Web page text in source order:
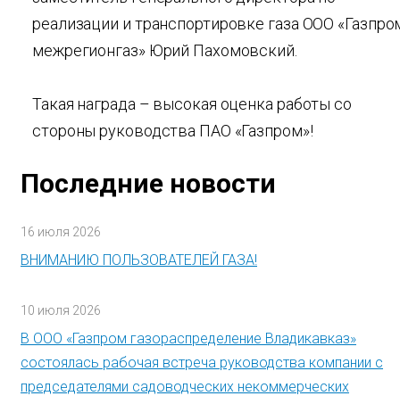
реализации и транспортировке газа ООО
межрегионгаз» Юрий Пахомовский.
Такая награда – высокая оценка работы со
стороны руководства ПАО «Газпром»!
Последние новости
16 июля 2026
ВНИМАНИЮ ПОЛЬЗОВАТЕЛЕЙ ГАЗА!
10 июля 2026
В ООО «Газпром газораспределение Владикавказ»
состоялась рабочая встреча руководства компании с
председателями садоводческих некоммерческих